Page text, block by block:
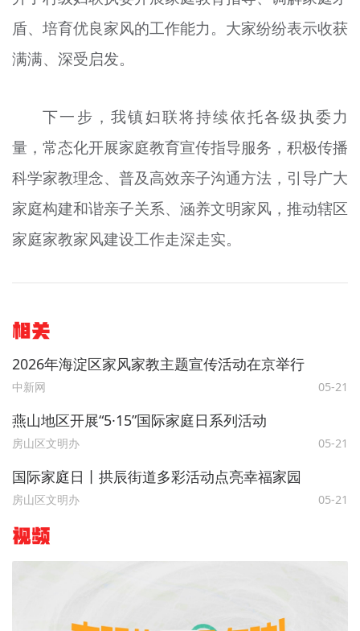
盾、培育优良家风的工作能力。大家纷纷表示收获
满满、深受启发。
下一步，我镇妇联将持续依托各级执委力
量，常态化开展家庭教育宣传指导服务，积极传播
科学家教理念、普及高效亲子沟通方法，引导广大
家庭构建和谐亲子关系、涵养文明家风，推动辖区
家庭家教家风建设工作走深走实。
相关
2026年海淀区家风家教主题宣传活动在京举行
中新网 05-21
燕山地区开展“5·15”国际家庭日系列活动
房山区文明办 05-21
国际家庭日丨拱辰街道多彩活动点亮幸福家园
房山区文明办 05-21
视频